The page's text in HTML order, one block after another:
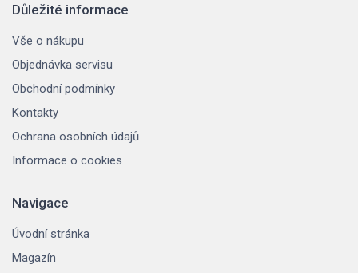
Důležité informace
Vše o nákupu
Objednávka servisu
Obchodní podmínky
Kontakty
Ochrana osobních údajů
Informace o cookies
Navigace
Úvodní stránka
Magazín